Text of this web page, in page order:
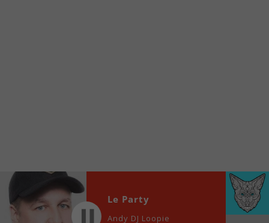
locale vous sont maintenant accessibles en un clic!
Audio
Player
00:00 00:00
Le Party
Andy DJ Loopie